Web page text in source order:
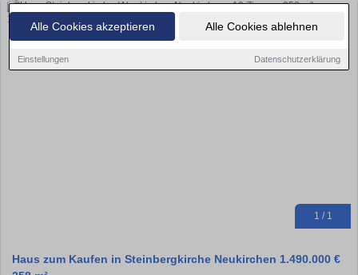
Alle Cookies akzeptieren Alle Cookies ablehnen
Einstellungen Datenschutzerklärung
1 / 1
Haus zum Kaufen in Steinbergkirche Neukirchen 1.490.000 €